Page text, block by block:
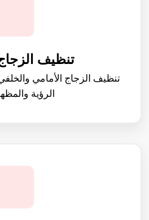
تنظيف الزجاج
تنظيف الزجاج الأمامي
الرؤية